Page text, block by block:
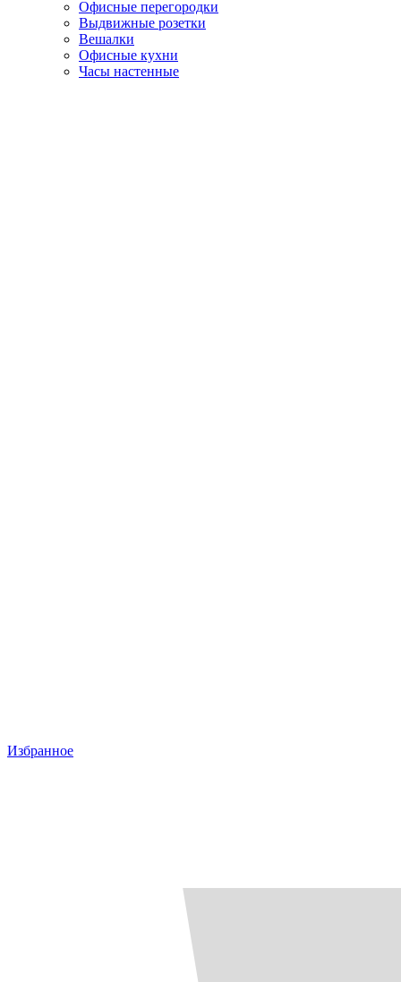
Офисные перегородки
Выдвижные розетки
Вешалки
Офисные кухни
Часы настенные
Избранное